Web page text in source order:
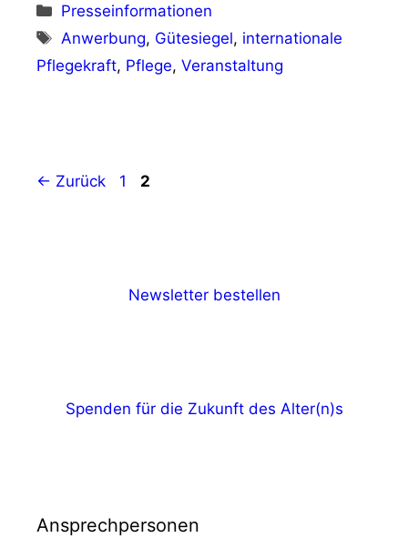
Kategorien
Presseinformationen
Schlagwörter
Anwerbung, Gütesiegel, internationale
Pflegekraft, Pflege, Veranstaltung
← Zurück Seite
1 Seite
2
Newsletter bestellen
Spenden für die Zukunft des Alter(n)s
Ansprechpersonen